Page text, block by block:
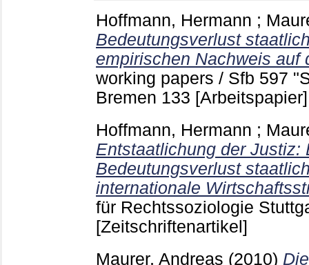
Hoffmann, Hermann ;
Bedeutungsverlust
empirischen Nachweis auf
working papers / Sfb 597
Bremen 133 [Arbeitspapier]
Hoffmann, Hermann ;
Entstaatlichung der Justiz:
Bedeutungsverlust
internationale
für Rechtssoziologie
[Zeitschriftenartikel]
Maurer, Andreas (2010)